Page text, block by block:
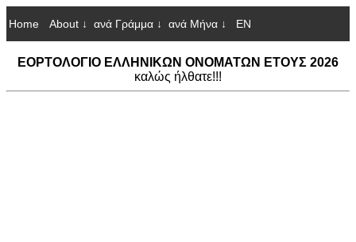
Home About ↓ ανά Γράμμα ↓ ανά Μήνα ↓ EN
ΕΟΡΤΟΛΟΓΙΟ ΕΛΛΗΝΙΚΩΝ ΟΝΟΜΑΤΩΝ ΕΤΟΥΣ 2026
καλώς ήλθατε!!!